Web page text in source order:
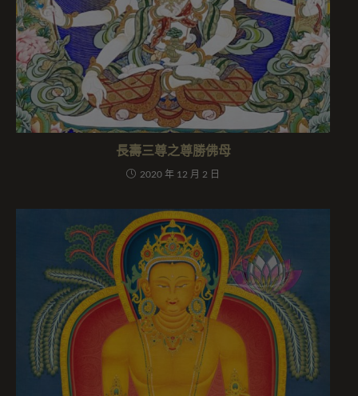
長壽三尊之尊勝佛母
2020 年 12 月 2 日